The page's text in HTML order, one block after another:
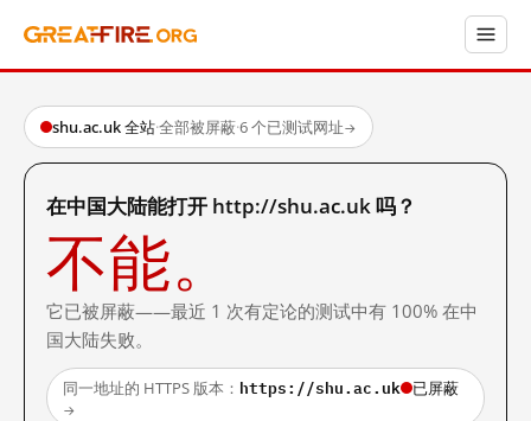
shu.ac.uk 全站·全部被屏蔽·6 个已测试网址→
在中国大陆能打开 http://shu.ac.uk 吗？
不能。
它已被屏蔽——最近 1 次有定论的测试中有 100% 在中
国大陆失败。
同一地址的 HTTPS 版本： https://shu.ac.uk 已屏蔽
→